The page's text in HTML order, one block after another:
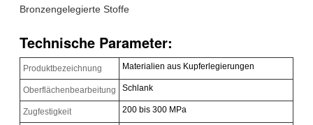
Bronzengelegierte Stoffe
Technische Parameter:
Produktbezeichnung Materialien aus Kupferlegierungen
Oberflächenbearbeitung Schlank
Zugfestigkeit 200 bis 300 MPa